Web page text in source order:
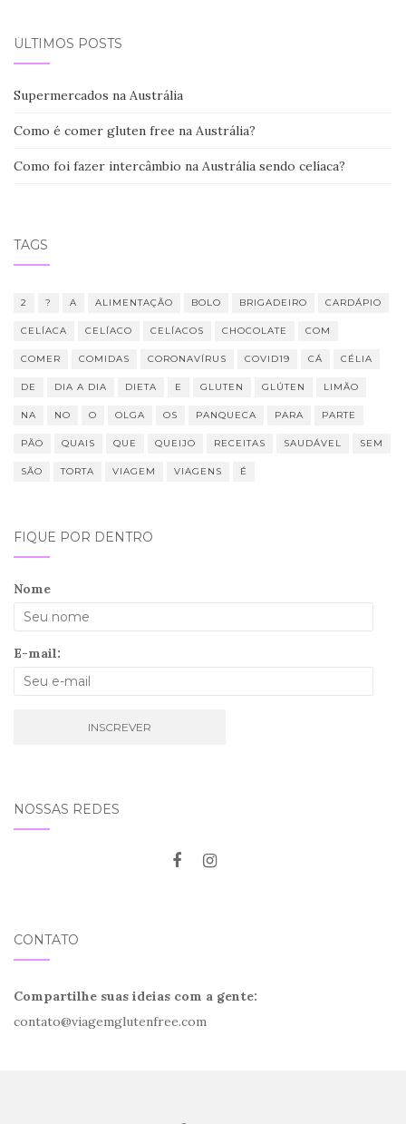
ÚLTIMOS POSTS
Supermercados na Austrália
Como é comer gluten free na Austrália?
Como foi fazer intercâmbio na Austrália sendo celíaca?
TAGS
2 ? A ALIMENTAÇÃO BOLO BRIGADEIRO CARDÁPIO
CELÍACA CELÍACO CELÍACOS CHOCOLATE COM
COMER COMIDAS CORONAVÍRUS COVID19 CÁ CÉLIA
DE DIA A DIA DIETA E GLUTEN GLÚTEN LIMÃO
NA NO O OLGA OS PANQUECA PARA PARTE
PÃO QUAIS QUE QUEIJO RECEITAS SAUDÁVEL SEM
SÃO TORTA VIAGEM VIAGENS É
FIQUE POR DENTRO
Nome
E-mail:
NOSSAS REDES
CONTATO
Compartilhe suas ideias com a gente:
contato@viagemglutenfree.com